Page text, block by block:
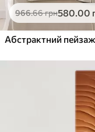
966.66грн580.00
Абстрактний пейзаж